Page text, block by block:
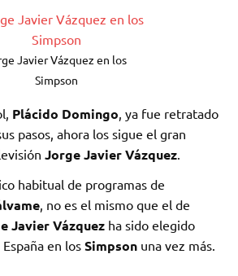
Javier Vázquez en los
Simpson
Plácido Domingo , ya fue retratado
sus pasos, ahora los sigue el gran
Jorge Javier Vázquez
habitual de programas de
, no es el mismo que el de
Javier Vázquez ha sido elegido
en los Simpson una vez más.